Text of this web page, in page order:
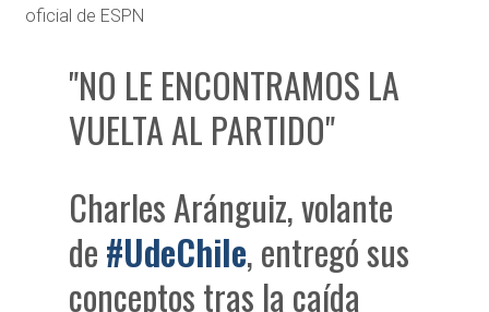
oficial de ESPN
"NO LE ENCONTRAMOS LA
VUELTA AL PARTIDO"
Charles Aránguiz, volante
de#UdeChile, entregó sus
conceptos tras la caída